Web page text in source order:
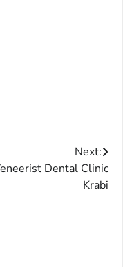
Next:
Dental Clinic
Krabi